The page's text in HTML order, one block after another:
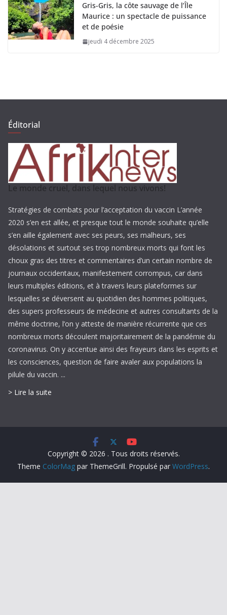
Gris-Gris, la côte sauvage de l’Île
Maurice : un spectacle de puissance
et de poésie
jeudi 4 décembre 2025
Éditorial
Le monde cruel, dans lequel nous vivons!
Stratégies de combats pour l’acceptation du vaccin L’année
2020 s’en est allée, et presque tout le monde souhaite qu’elle
s’en aille également avec ses peurs, ses malheurs, ses
désolations et surtout ses trop nombreux morts qui font les
choux gras des titres et commentaires d’un certain nombre de
journaux occidentaux, manifestement corrompus, car dans
leurs multiples éditions, et à travers leurs plateformes sur
lesquelles se déversent au quotidien des hommes politiques,
des supers professeurs de médecine et autres consultants de la
même doctrine, l’on y atteste de manière récurrente que ces
nombreux morts découlent majoritairement de la pandémie du
coronavirus. On y accentue ainsi des frayeurs dans les esprits et
les consciences, question de faire avaler aux populations la
pilule du vaccin. ...
> Lire la suite
Copyright © 2026 . Tous droits réservés.
Theme ColorMag par ThemeGrill. Propulsé par WordPress.